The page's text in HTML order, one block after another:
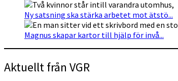
Ny satsning ska stärka arbetet mot ätstö...
Magnus skapar kartor till hjälp för invå...
Aktuellt från VGR